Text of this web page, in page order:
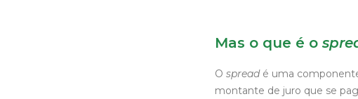
Mas o que é o
O spreadé uma
montante de juro que se